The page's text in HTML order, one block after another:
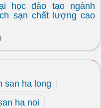
học đào tạo ngành
sạn chất lượng cao
san ha long
ha noi